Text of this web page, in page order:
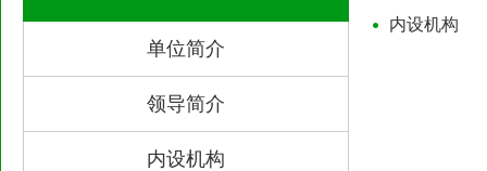
单位简介
领导简介
内设机构
内设机构